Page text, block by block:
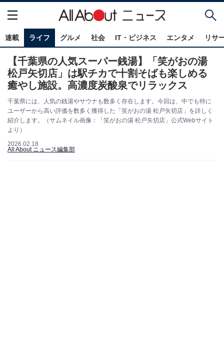
連載 ライフ グルメ 社会 IT・ビジネス エンタメ リサ
【千葉県の人気スーパー銭湯】「笑がおの湯
松戸矢切店」は駅チカで十割そばも楽しめる
癒やし施設。高濃度炭酸泉でリラックス
千葉県には、人気の銭湯やサウナも数多く存在します。今回は、中でも特に
ユーザーから高い評価を数多く獲得した「笑がおの湯 松戸矢切店」を詳しく
紹介します。（サムネイル画像：「笑がおの湯 松戸矢切店」公式Webサイト
より）
2026.02.18
All About ニュース編集部